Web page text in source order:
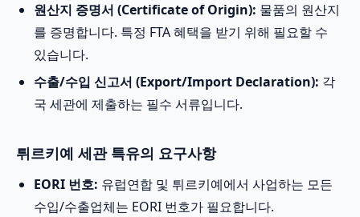
원산지 증명서 (Certificate of Origin): 물품의 원산지
를 증명합니다. 특정 FTA 혜택을 받기 위해 필요할 수
있습니다.
수출/수입 신고서 (Export/Import Declaration): 각
국 세관에 제출하는 필수 서류입니다.
튀르키예 세관 특유의 요구사항
EORI 번호: 유럽연합 및 튀르키예에서 사업하는 모든
수입/수출업체는 EORI 번호가 필요합니다.